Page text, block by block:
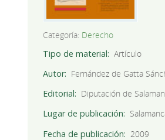
Categoría: Derecho
Tipo de material
Artículo
Autor
Fernández de Gatta
Editorial
Diputación de
Lugar de publicación
Fecha de publicación
2009